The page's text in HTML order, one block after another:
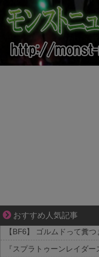
おすすめ人気記事
ゾッとして、ほろりとする
『スプラトゥーンレイダ